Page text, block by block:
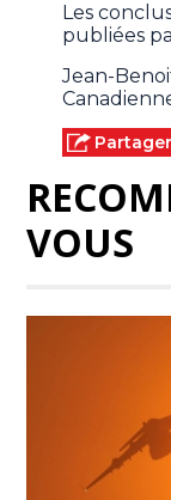
Les
publiées
Jean-
VOUS